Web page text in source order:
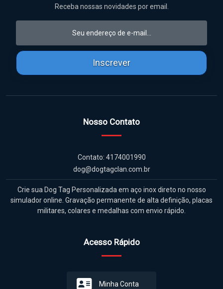
Receba nossas novidades por email.
Inscrever
Nosso Contato
Contato: 4174001990
dog@dogtagclan.com.br
Crie sua Dog Tag Personalizada em aço inox direto no nosso
simulador online. Gravação permanente de alta definição, placas
militares, colares e medalhas com envio rápido.
Acesso Rápido
Minha Conta